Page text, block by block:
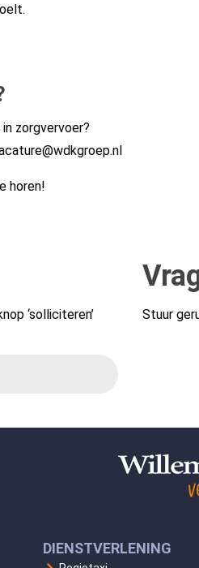
zorgvervoer?
horen!
‘solliciteren’ Stuur
DIENSTVERLENING